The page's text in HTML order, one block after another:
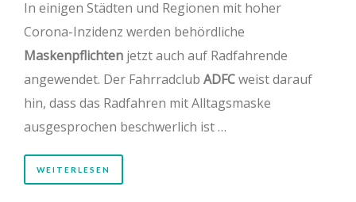
In einigen Städten und Regionen mit hoher
Corona-Inzidenz werden behördliche
Maskenpflichten jetzt auch auf Radfahrende
angewendet. Der Fahrradclub ADFCweist darauf
hin, dass das Radfahren mit Alltagsmaske
ausgesprochen beschwerlich ist …
WEITERLESEN